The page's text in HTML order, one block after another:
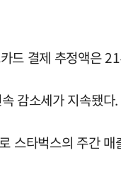
드 결제 추정액은
감소세가 지속됐다.
스타벅스의 주간